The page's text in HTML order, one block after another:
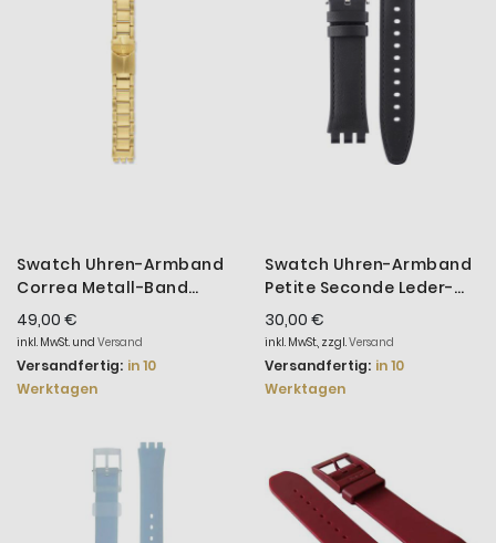
Swatch Uhren-Armband
Correa Metall-Band
Gold-Ton AYGG001G
49,00 €
inkl. MwSt. und Versand
Versandfertig: in 10
Werktagen
Swatch Uhren-Armband
Petite Seconde Leder-
Band ACSY23S400
30,00 €
inkl. MwSt., zzgl.Versand
Versandfertig: in 10
Werktagen